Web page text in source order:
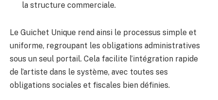
la structure commerciale.
Le Guichet Unique rend ainsi le processus simple et
uniforme, regroupant les obligations administratives
sous un seul portail. Cela facilite l’intégration rapide
de l’artiste dans le système, avec toutes ses
obligations sociales et fiscales bien définies.